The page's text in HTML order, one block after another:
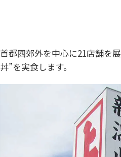
首都圏郊外を中心に21店舗を
丼”を実食します。